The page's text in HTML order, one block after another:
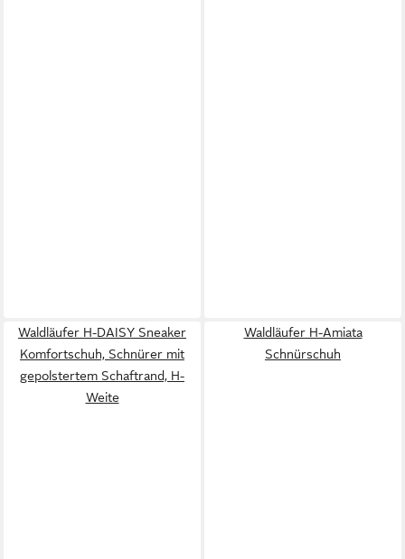
Waldläufer H-DAISY Sneaker
Komfortschuh, Schnürer mit
gepolstertem Schaftrand, H-
Weite
Waldläufer H-Amiata
Schnürschuh